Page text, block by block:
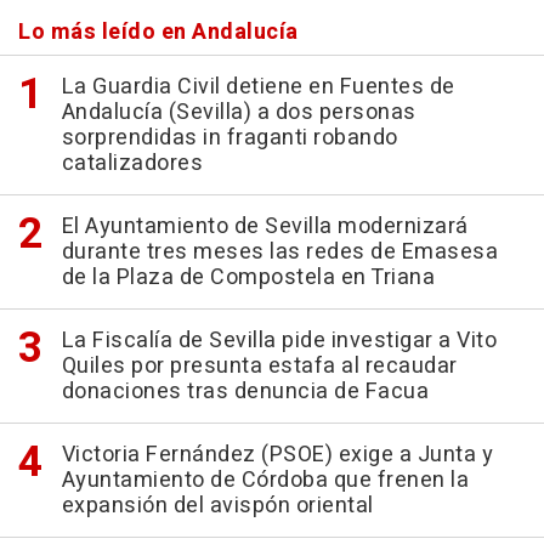
Lo más leído en Andalucía
La Guardia Civil detiene en Fuentes de
Andalucía (Sevilla) a dos personas
sorprendidas in fraganti robando
catalizadores
El Ayuntamiento de Sevilla modernizará
durante tres meses las redes de Emasesa
de la Plaza de Compostela en Triana
La Fiscalía de Sevilla pide investigar a Vito
Quiles por presunta estafa al recaudar
donaciones tras denuncia de Facua
Victoria Fernández (PSOE) exige a Junta y
Ayuntamiento de Córdoba que frenen la
expansión del avispón oriental